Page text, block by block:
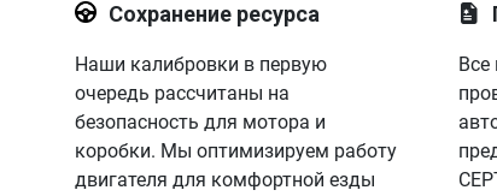
Сохранение ресурса
Наши калибровки в первую
очередь рассчитаны на
безопасность для мотора и
коробки. Мы оптимизируем работу
двигателя для комфортной езды